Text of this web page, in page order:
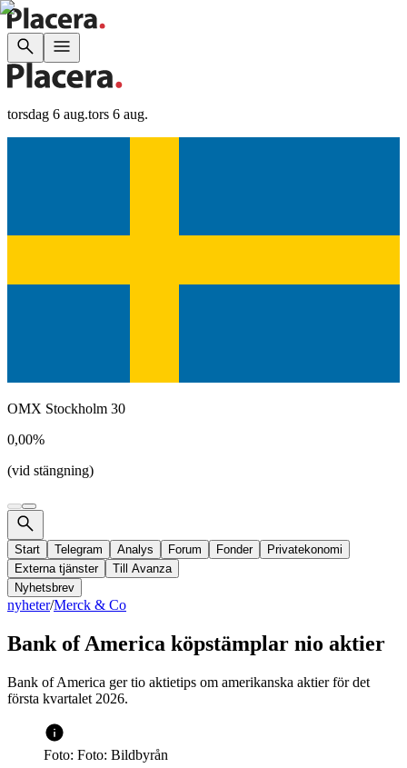
torsdag 6 aug.tors 6 aug.
OMX Stockholm 30
0,00%
(vid stängning)
Start Telegram Analys Forum Fonder
Privatekonomi
Externa tjänster
Till Avanza
Nyhetsbrev
nyheter/Merck & Co
Bank of America köpstämplar nio aktier
Bank of America ger tio aktietips om amerikanska aktier för det
första kvartalet 2026.
Foto: Foto: Bildbyrån